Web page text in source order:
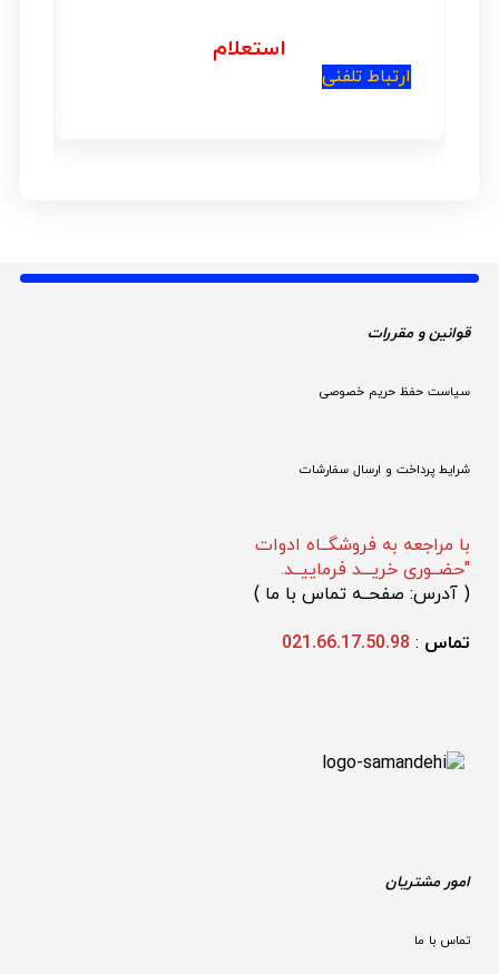
استعلام
ارتباط تلفنی
قوانین و مقررات
سیاست حفظ حریم خصوصی
شرایط پرداخت و ارسال سفارشات
با مراجعه به فروشگــاه ادوات
"حضــوری خریـــد فرماییــد.
( آدرس: صفحــه تماس با ما )
تماس :
021.66.17.50.98
امور مشتریان
تماس با ما